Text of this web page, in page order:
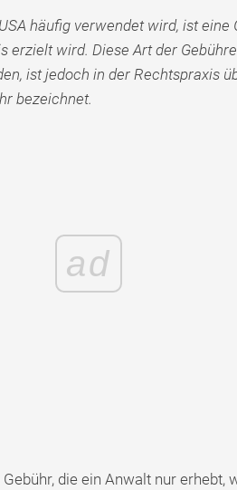
häufig verwendet wird, ist eine
erzielt wird. Diese Art der
ist jedoch in der Rechtspraxis
bezeichnet.
ad
die ein Anwalt nur erhebt,